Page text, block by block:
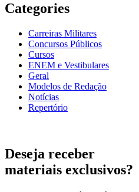
Categories
Carreiras Militares
Concursos Públicos
Cursos
ENEM e Vestibulares
Geral
Modelos de Redação
Notícias
Repertório
Deseja receber
materiais exclusivos?